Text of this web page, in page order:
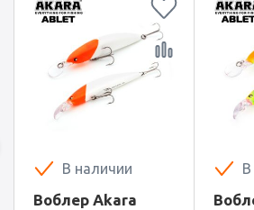
В наличии
Воблер Akara
В